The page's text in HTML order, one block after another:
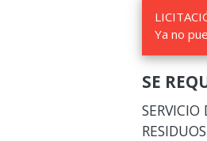
Ya no
SE
SERVICIO